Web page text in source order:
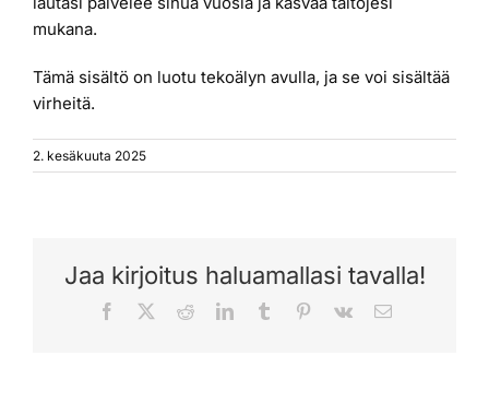
mukana.
Tämä sisältö on luotu tekoälyn avulla, ja se voi sisältää
virheitä.
2. kesäkuuta 2025
Jaa kirjoitus haluamallasi tavalla!
Facebook RedditLinkedInTumblr Pinterest
Vk Sähköposti